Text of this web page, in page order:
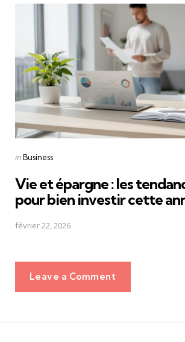
Posted
inBusiness
Vie et épargne : les
pour bien investir cette
février 22, 2026
Leave a Comment